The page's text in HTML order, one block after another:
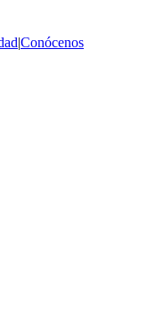
|Conócenos